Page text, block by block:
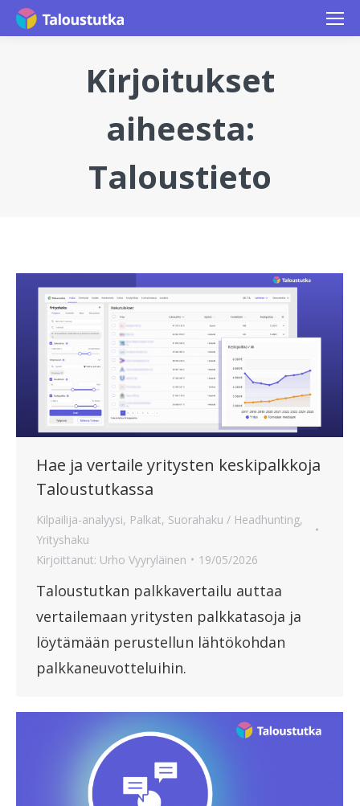
Kirjoitukset
aiheesta:
Taloustieto
Hae ja vertaile yritysten keskipalkkoja
Taloustutkassa
Kilpailija-analyysi, Palkat, Suorahaku / Headhunting,
Yrityshaku
Kirjoittanut: Urho Vyyryläinen 19/05/2026
Taloustutkan palkkavertailu auttaa
vertailemaan yritysten palkkatasoja ja
löytämään perustellun lähtökohdan
palkkaneuvotteluihin.